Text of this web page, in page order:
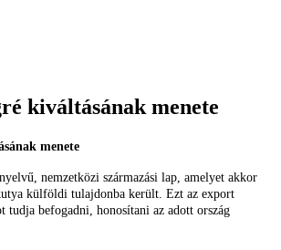
kiváltásának menete
menete
nemzetközi származási lap, amelyet akkor
külföldi tulajdonba került. Ezt az export
tudja befogadni, honosítani az adott ország